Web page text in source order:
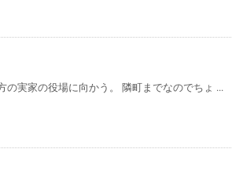
実家の役場に向かう。 隣町までなのでちょ ...